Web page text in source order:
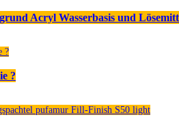
Acryl Wasserbasis und
?